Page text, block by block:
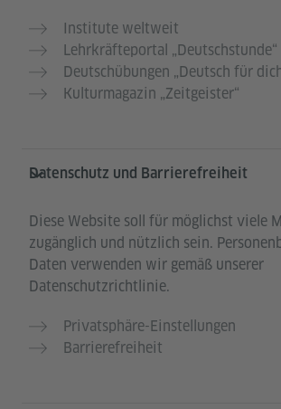
Institute weltweit
Lehrkräfteportal „Deutschstunde“
Deutschübungen „Deutsch für
Kulturmagazin „Zeitgeister“
Datenschutz und Barrierefreiheit
Diese Website soll für möglichst viele
zugänglich und nützlich sein.
Daten verwenden wir gemäß unserer
Datenschutzrichtlinie.
Privatsphäre-Einstellungen
Barrierefreiheit